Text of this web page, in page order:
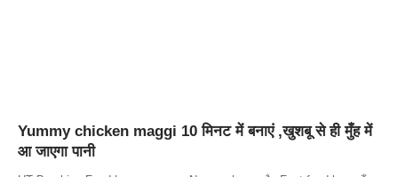
Yummy chicken maggi 10 मिनट में बनाएं ,खुशबू से ही मुँह में
आ जाएगा पानी